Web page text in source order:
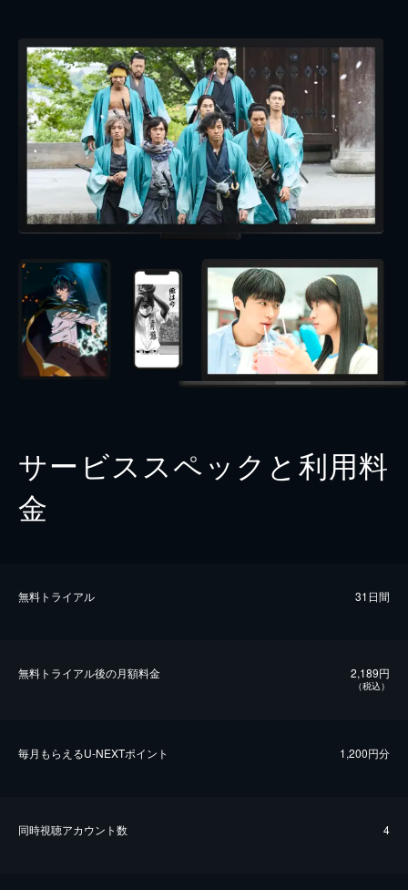
サービススペックと利用料
金
無料トライアル 31日間
無料トライアル後の⽉額料金 2,189円
（税込）
毎⽉もらえるU-NEXTポイント 1,200円分
同時視聴アカウント数 4